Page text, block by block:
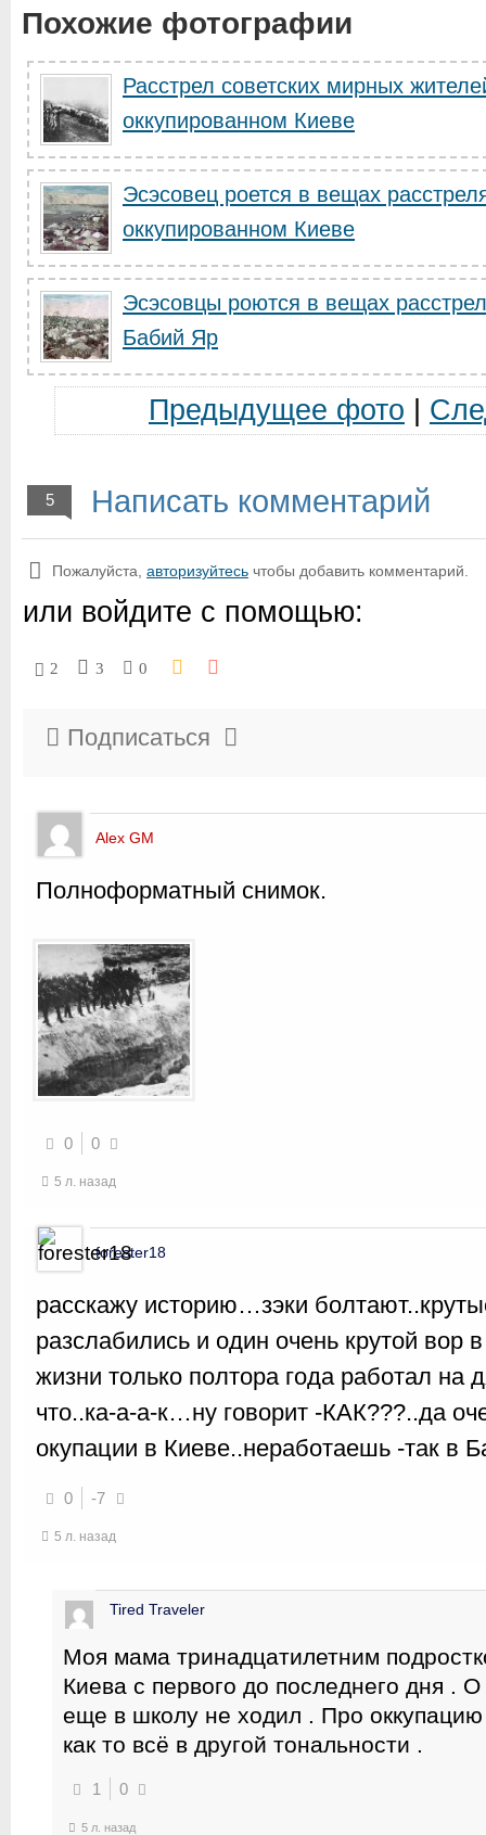
Похожие фотографии
Расстрел советских мирных
оккупированном Киеве
Эсэсовец роется в вещах
оккупированном Киеве
Эсэсовцы роются в вещах
Бабий Яр
Предыдущее фото
5 Написать комментарий
Пожалуйста, авторизуйтесь чтобы добавить комментарий.
или войдите с помощью:
2 3 0
Подписаться
Alex GM
Полноформатный снимок.
0 0
5 л. назад
forester18
расскажу историю…зэки
разслабились и один очень крутой вор
жизни только полтора года работал
что..ка-а-а-к…ну говорит -КАК???..да
окупации в Киеве..неработаешь -так в
0 -7
5 л. назад
Tired Traveler
Моя мама тринадцатилетним
Киева с первого до последнего дня .
еще в школу не ходил . Про
как то всё в другой тональности .
1 0
5 л. назад